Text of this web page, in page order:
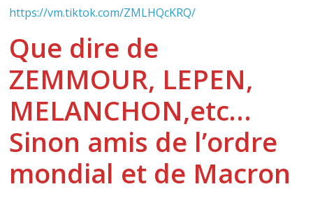
https://vm.tiktok.com/ZMLHQcKRQ/
Que dire de
ZEMMOUR, LEPEN,
MELANCHON,etc…
Sinon amis de l’ordre
mondial et de Macron